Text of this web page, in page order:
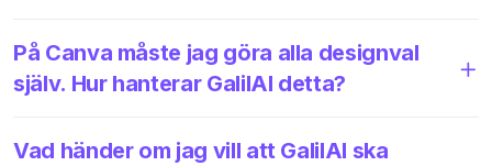
På Canva måste jag göra alla designval
själv. Hur hanterar GalilAI detta?
Vad händer om jag vill att GalilAI ska